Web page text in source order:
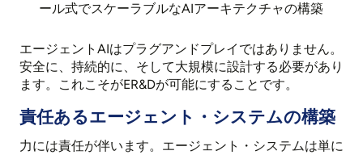
ール式でスケーラブルなAIアーキテクチャの構築
エージェントAIはプラグアンドプレイではありません。
安全に、持続的に、そして大規模に設計する必要があり
ます。これこそがER&Dが可能にすることです。
責任あるエージェント・システムの構築
力には責任が伴います。エージェント・システムは単に